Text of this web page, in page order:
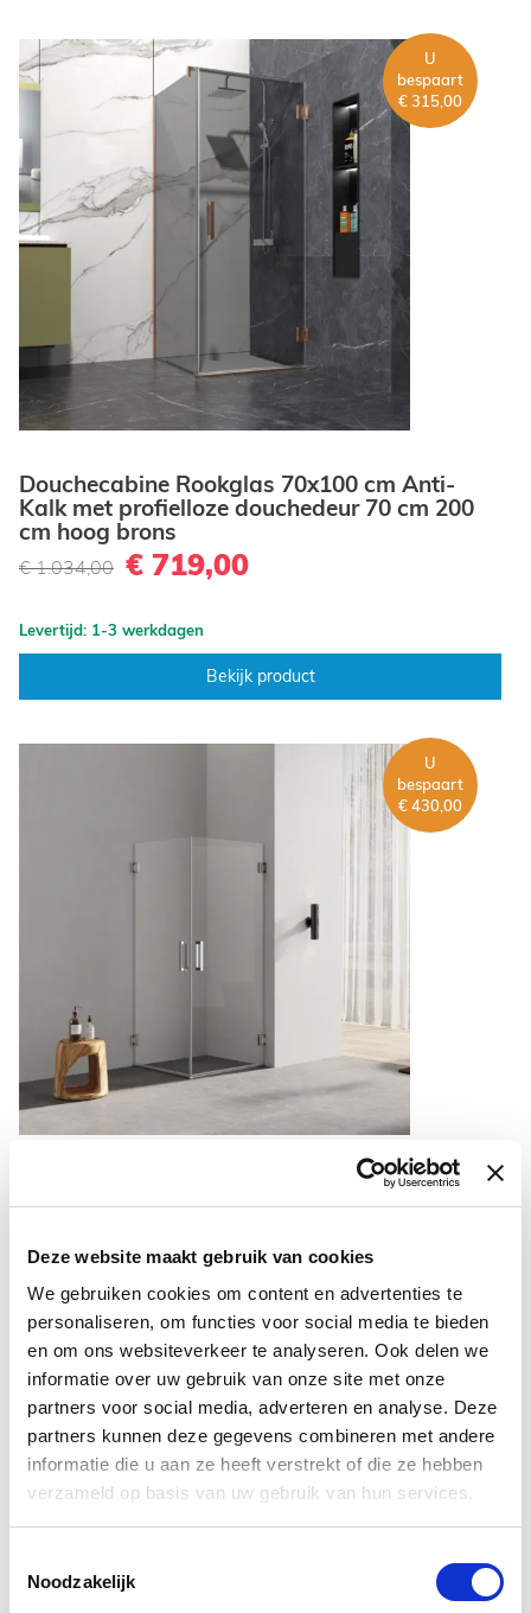
Deze website maakt gebruik van cookies
We gebruiken cookies om content en advertenties te
personaliseren, om functies voor social media te bieden
en om ons websiteverkeer te analyseren. Ook delen we
informatie over uw gebruik van onze site met onze
partners voor social media, adverteren en analyse. Deze
partners kunnen deze gegevens combineren met andere
informatie die u aan ze heeft verstrekt of die ze hebben
verzameld op basis van uw gebruik van hun services.
Noodzakelijk
Douchecabine Rookglas 70x100 cm Anti-
Kalk met profielloze douchedeur 70 cm 200
cm hoog brons
U
bespaart
€ 315,00
€ 1.034,00 € 719,00
Levertijd: 1-3 werkdagen
Bekijk product
Douchecabine met 2 draaideuren profielloos
chroom 70x100cm helder glas 8mm antikalk
U
bespaart
€ 430,00
€ 519,00
Levertijd: 1-3 werkdagen
Bekijk product
U
bespaart